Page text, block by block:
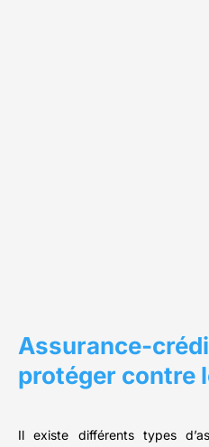
Assurance-
protéger contre
Il existe différents types